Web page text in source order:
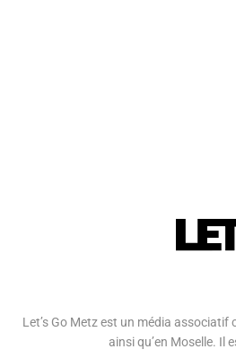
Let’s Go Metz est un média
ainsi qu’en Moselle. Il